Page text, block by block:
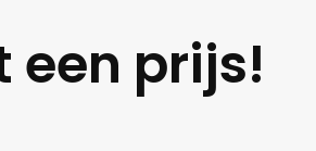
een prijs!